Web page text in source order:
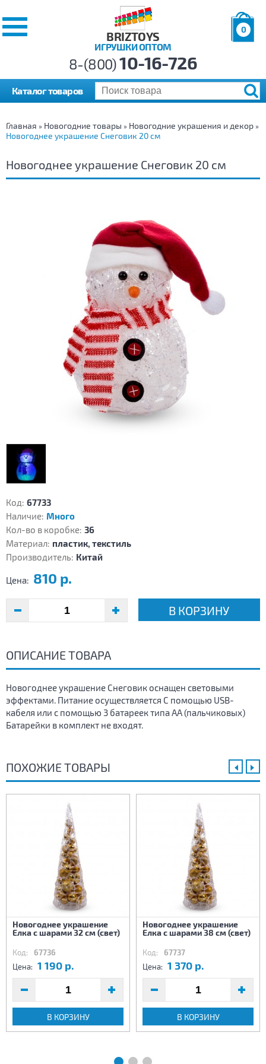
BRIZTOYS
ИГРУШКИ ОПТОМ
0
р.
8-(800)10-16-726
Каталог товаров
Главная » Новогодние товары » Новогодние украшения и декор »
Новогоднее украшение Снеговик 20 см
Новогоднее украшение Снеговик 20 см
Код: 67733
Наличие: Много
Кол-во в коробке: 36
Материал: пластик, текстиль
Производитель: Китай
Цена: 810 р.
В КОРЗИНУ
ОПИСАНИЕ ТОВАРА
Новогоднее украшение Снеговик оснащен световыми
эффектами. Питание осуществляется С помощью USB-
кабеля или с помощью 3 батареек типа АА (пальчиковых)
Батарейки в комплект не входят.
ПОХОЖИЕ ТОВАРЫ
Новогоднее украшение
Елка с шарами 32 см (свет)
Код: 67736
Цена: 1 190 р.
В КОРЗИНУ
Новогоднее украшение
Елка с шарами 38 см (свет)
Код: 67737
Цена: 1 370 р.
В КОРЗИНУ